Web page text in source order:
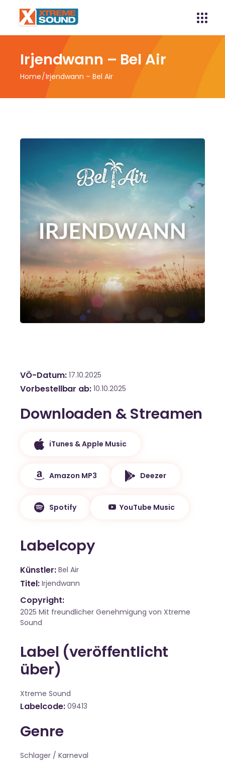
Irjendwann – Bel Air
Home Irjendwann – Bel Air
VÖ-Datum 17.10.2025
Vorbestellbar ab 10.10.2025
Downloaden & Streamen
iTunes & Apple Music
Amazon MP3 Deezer
Spotify YouTube Music
Labelcopy
Künstler Bel Air
Titel Irjendwann
Copyright:
2025 Mit freundlicher Genehmigung von Xtreme
Sound
Label (veröffentlicht
über)
Xtreme Sound
Labelcode 09413
Genre
Schlager / Karneval